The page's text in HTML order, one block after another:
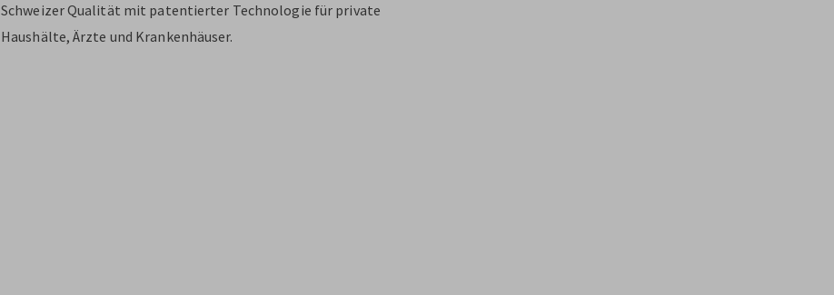
Schweizer Qualität mit patentierter Technologie für private
Haushälte, Ärzte und Krankenhäuser.